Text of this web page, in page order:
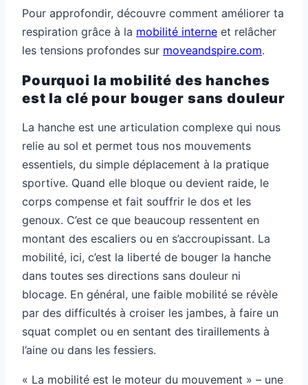
Pour approfondir, découvre comment améliorer ta
respiration grâce à la mobilité interne et relâcher
les tensions profondes sur moveandspire.com.
Pourquoi la mobilité des hanches
est la clé pour bouger sans douleur
La hanche est une articulation complexe qui nous
relie au sol et permet tous nos mouvements
essentiels, du simple déplacement à la pratique
sportive. Quand elle bloque ou devient raide, le
corps compense et fait souffrir le dos et les
genoux. C’est ce que beaucoup ressentent en
montant des escaliers ou en s’accroupissant. La
mobilité, ici, c’est la liberté de bouger la hanche
dans toutes ses directions sans douleur ni
blocage. En général, une faible mobilité se révèle
par des difficultés à croiser les jambes, à faire un
squat complet ou en sentant des tiraillements à
l’aine ou dans les fessiers.
« La mobilité est le moteur du mouvement » – une